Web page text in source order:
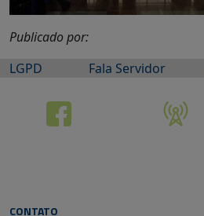
Publicado por:
LGPD
Fala Servidor
CONTATO